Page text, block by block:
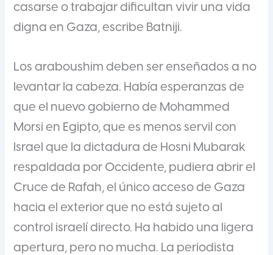
casarse o trabajar dificultan vivir una vida
digna en Gaza, escribe Batniji.
Los araboushim deben ser enseñados a no
levantar la cabeza. Había esperanzas de
que el nuevo gobierno de Mohammed
Morsi en Egipto, que es menos servil con
Israel que la dictadura de Hosni Mubarak
respaldada por Occidente, pudiera abrir el
Cruce de Rafah, el único acceso de Gaza
hacia el exterior que no está sujeto al
control israelí directo. Ha habido una ligera
apertura, pero no mucha. La periodista